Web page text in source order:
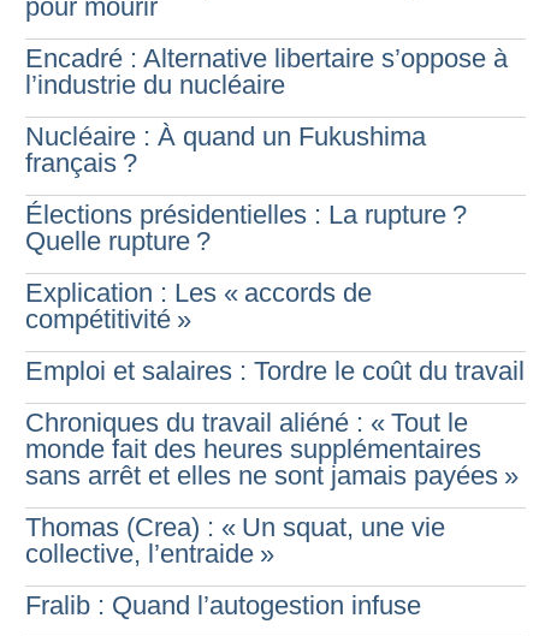
pour mourir
Encadré : Alternative libertaire s’oppose à
l’industrie du nucléaire
Nucléaire : À quand un Fukushima
français ?
Élections présidentielles : La rupture ?
Quelle rupture ?
Explication : Les « accords de
compétitivité »
Emploi et salaires : Tordre le coût du travail
Chroniques du travail aliéné : « Tout le
monde fait des heures supplémentaires
sans arrêt et elles ne sont jamais payées »
Thomas (Crea) : « Un squat, une vie
collective, l’entraide »
Fralib : Quand l’autogestion infuse